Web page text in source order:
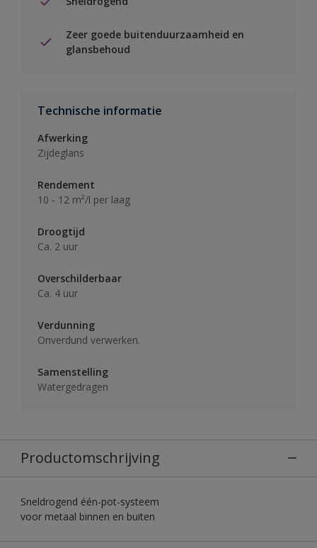
Zeer goede buitenduurzaamheid en
glansbehoud
Technische informatie
Afwerking
Zijdeglans
Rendement
10 - 12 m²/l per laag
Droogtijd
Ca. 2 uur
Overschilderbaar
Ca. 4 uur
Verdunning
Onverdund verwerken.
Samenstelling
Watergedragen
Productomschrijving
Sneldrogend één-pot-systeem
voor metaal binnen en buiten